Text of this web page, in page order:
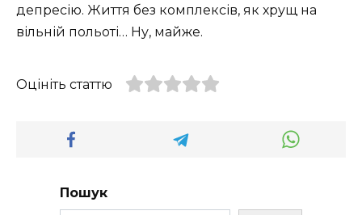
депресію. Життя без комплексів, як хрущ на
вільній польоті… Ну, майже.
Оцініть статтю
Пошук